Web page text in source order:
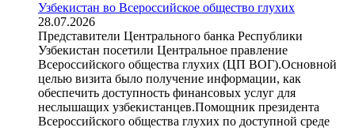
Узбекистан во Всероссийское общество глухих
28.07.2026
Представители Центрального банка Республики
Узбекистан посетили Центральное правление
Всероссийского общества глухих (ЦП ВОГ).Основной
целью визита было получение информации, как
обеспечить доступность финансовых услуг для
неслышащих узбекистанцев.Помощник президента
Всероссийского общества глухих по доступной среде